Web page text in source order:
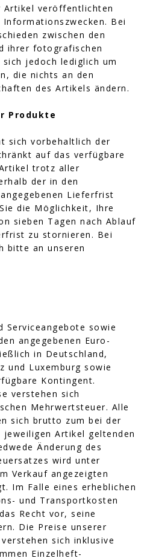
veröffentlichten
Bei
zwischen den
ihrer fotografischen
jedoch lediglich um
die nichts an den
des Artikels ändern.
Produkte
sich vorbehaltlich der
auf das verfügbare
trotz aller
der in den
Lieferfrist
die Möglichkeit, Ihre
sieben Tagen nach Ablauf
zu stornieren. Bei
bitte an unseren
Serviceangebote sowie
angegebenen Euro-
in Deutschland,
und Luxemburg sowie
Kontingent.
verstehen sich
Mehrwertsteuer. Alle
sich brutto zum bei der
Artikel geltenden
Änderung des
wird unter
Verkauf angezeigten
Im Falle eines erheblichen
und Transportkosten
Recht vor, seine
Die Preise unserer
sich inklusive
Einzelheft-